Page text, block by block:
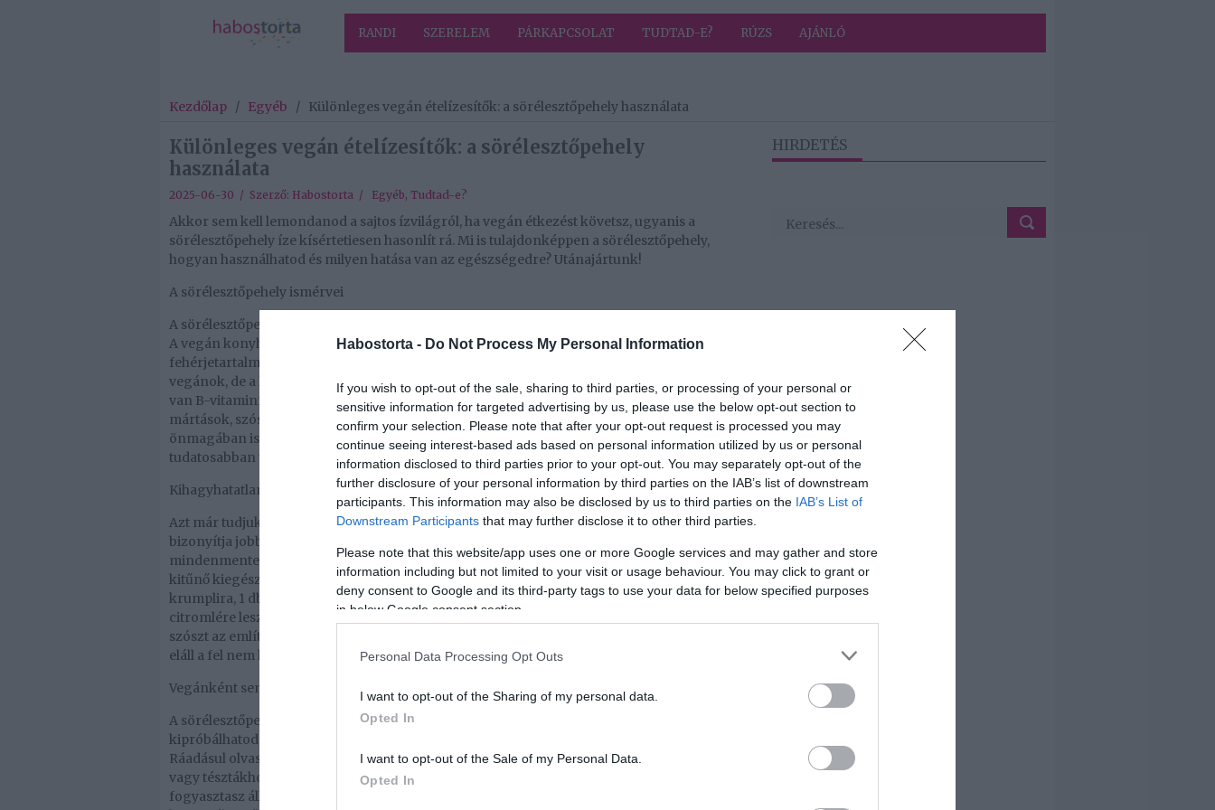
Habostorta - Do Not Process My Personal Information
If you wish to opt-out of the sale, sharing to third parties, or processing of your personal or
sensitive information for targeted advertising by us, please use the below opt-out section to
confirm your selection. Please note that after your opt-out request is processed you may
continue seeing interest-based ads based on personal information utilized by us or personal
information disclosed to third parties prior to your opt-out. You may separately opt-out of the
further disclosure of your personal information by third parties on the IAB’s list of downstream
participants. This information may also be disclosed by us to third parties on the IAB’s List of
Downstream Participants that may further disclose it to other third parties.
Please note that this website/app uses one or more Google services and may gather and store
information including but not limited to your visit or usage behaviour. You may click to grant or
deny consent to Google and its third-party tags to use your data for below specified purposes
in below Google consent section.
Personal Data Processing Opt Outs
I want to opt-out of the Sharing of my personal data.
Opted In
I want to opt-out of the Sale of my Personal Data.
Opted In
RANDI SZERELEM PÁRKAPCSOLAT TUDTAD-E? RÚZS AJÁNLÓ
Kezdőlap / Egyéb / Különleges vegán ételízesítők: a sörélesztőpehely használata
Különleges vegán ételízesítők: a sörélesztőpehely
használata
2025-06-30 / Szerző: Habostorta / Egyéb, Tudtad-e?
Akkor sem kell lemondanod a sajtos ízvilágról, ha vegán étkezést követsz, ugyanis a
sörélesztőpehely íze kísértetiesen hasonlít rá. Mi is tulajdonképpen a sörélesztőpehely,
hogyan használhatod és milyen hatása van az egészségedre? Utánajártunk!
A sörélesztőpehely ismérvei
A sörélesztőpehely tulajdonképpen egy élesztőfajta, melyet a sörkészítés során használnak.
A vegán konyha egyik alapvető fűszere, pehely és tabletta formájában is kapható. Magas
fehérjetartalma, immunerősítő hatása és egyéb jótékony jellemzői miatt nemcsak a
vegánok, de a hagyományos étkezést követők konyhájából sem hiányozhat. Ugyanis tele
van B-vitaminnal, foszforral, káliummal, szelénnel és cinkkel. Különleges ízvilágú
mártások, szószok, feltétek készíthetőek belőle, főzelékek alkotóeleme lehet, de
önmagában is megállja a helyét. Amennyiben gluténallergiád van vagy csak szeretnél még
tudatosabban táplálkozni, válassz gluténmentes sörélesztőpelyhet!
Kihagyhatatlan receptötlet: vegán sajtszósz
Azt már tudjuk, hogy a sörélesztőpehely igazi szuperfood. Sokoldalúságát pedig mi sem
bizonyítja jobban, mint az, hogy a sokak által kedvelt sajtszósz is elkészíthető belőle
mindenmentes formában. Az elkészült sajtszósz tészták, chipsek és zöldségmártogatósok
kitűnő kiegészítője lehet. Nézzük is a receptet: a vegán sajtszószhoz csupán 2 szem
krumplira, 1 db édeskrumplira, 1 répára, kevés fokhagymaporra, sóra, pirospaprikára és
citromlére lesz szükséged. A zöldségeket megfőzve, majd turmixolva ízlés szerint ízesítsd a
szószt az említett fűszerekkel. Ha esetleg maradna belőle, hűtőben tárolva néhány napig
eláll a fel nem használt szósz.
Vegánként sem kell sajt nélkül élned!
A sörélesztőpehely és a belőle készült vegán sajtszósz mellett a vegán sajtokat is bátran
kipróbálhatod. Különféle típusai széles választékban megtalálhatóak a boltok polcain.
Ráadásul olvasztható változatban is léteznek, melyek jól használhatóak például pizzákhoz
vagy tésztákhoz is. A környezetvédelem egyik legjobb módja az, ha egyáltalán nem
fogyasztasz állati eredetű termékeket. Válts növényi étrendre és ha már belevágtál, próbáld
HIRDETÉS